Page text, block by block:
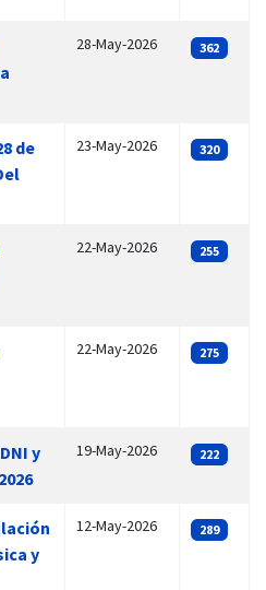
28-May-2026 362
de
23-May-2026 320
22-May-2026 255
22-May-2026 275
y
19-May-2026 222
y
12-May-2026 289